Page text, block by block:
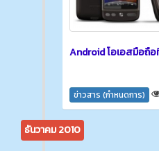
Android โอเอสมือถื
ข่าวสาร (กำหนดการ)
ธันวาคม 2010